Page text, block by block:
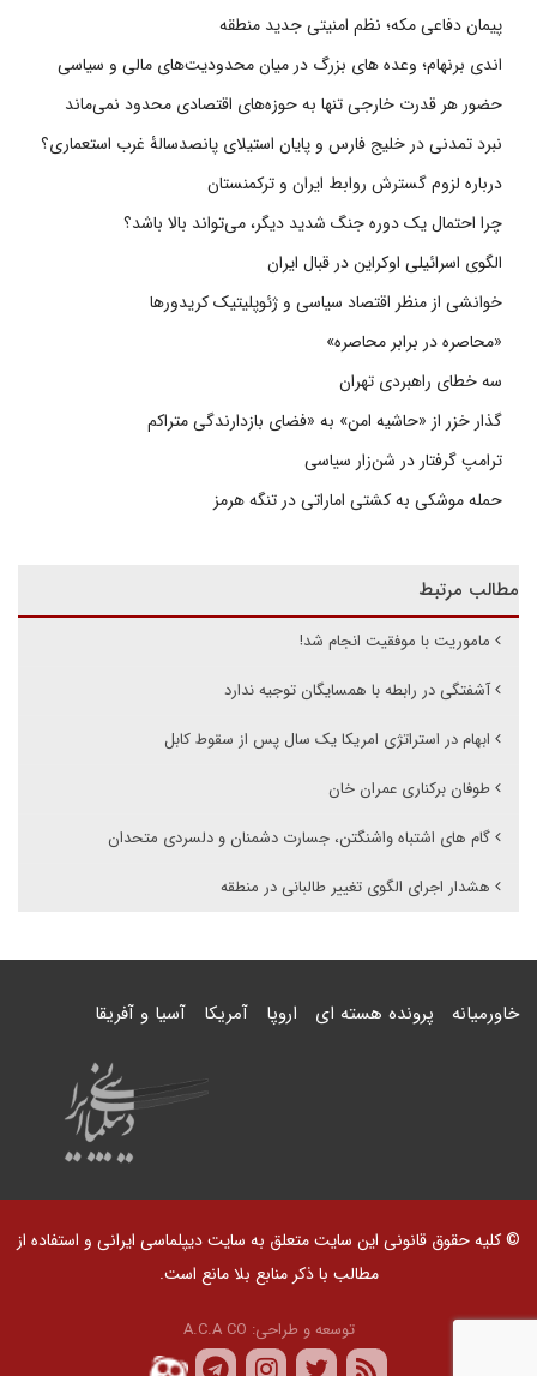
پیمان دفاعی مکه؛ نظم امنیتی جدید منطقه
اندی برنهام؛ وعده های بزرگ در میان محدودیت‌های مالی و سیاسی
حضور هر قدرت خارجی تنها به حوزه‌های اقتصادی محدود نمی‌ماند
نبرد تمدنی در خلیج فارس و پایان استیلای پانصدسالۀ غرب استعماری؟
درباره لزوم گسترش روابط ایران و ترکمنستان
چرا احتمال یک دوره جنگ شدید دیگر، می‌تواند بالا باشد؟
الگوی اسرائیلی اوکراین در قبال ایران
خوانشی از منظر اقتصاد سیاسی و ژئوپلیتیک کریدورها
«محاصره در برابر محاصره»
سه خطای راهبردی تهران
گذار خزر از «حاشیه امن» به «فضای بازدارندگی متراکم
ترامپ گرفتار در شن‌زار سیاسی
حمله موشکی به کشتی اماراتی در تنگه هرمز
مطالب مرتبط
ماموریت با موفقیت انجام شد!
آشفتگی در رابطه با همسایگان توجیه ندارد
ابهام در استراتژی امریکا یک سال پس از سقوط کابل
طوفان برکناری عمران خان
گام های اشتباه واشنگتن، جسارت دشمنان و دلسردی متحدان
هشدار اجرای الگوی تغییر طالبانی در منطقه
خاورمیانه پرونده هسته ای اروپا آمریکا آسیا و آفریقا
© کلیه حقوق قانونی این سایت متعلق به سایت دیپلماسی ایرانی و استفاده از
مطالب با ذکر منابع بلا مانع است.
توسعه و طراحی: A.C.A CO